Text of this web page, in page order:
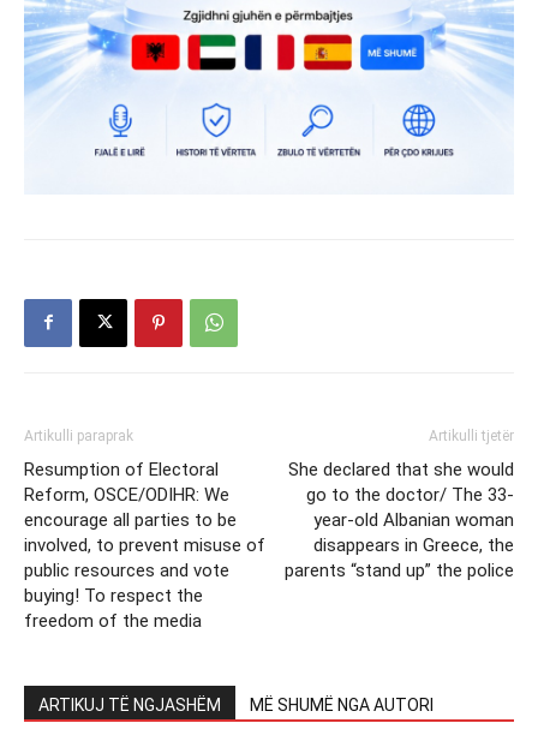
Artikulli paraprak
Resumption of Electoral
Reform, OSCE/ODIHR: We
encourage all parties to be
involved, to prevent misuse of
public resources and vote
buying! To respect the
freedom of the media
Artikulli tjetër
She declared that she would
go to the doctor/ The 33-
year-old Albanian woman
disappears in Greece, the
parents “stand up” the police
ARTIKUJ TË NGJASHËM MË SHUMË NGA AUTORI